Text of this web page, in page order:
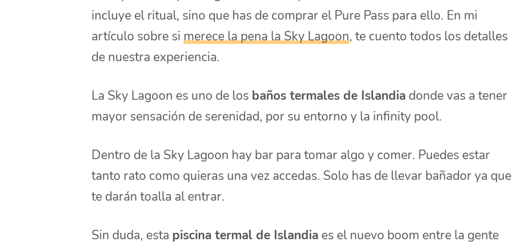
incluye el ritual, sino que has de comprar el Pure Pass para ello. En mi
artículo sobre simerece la pena la Sky Lagoon, te cuento todos los detalles
de nuestra experiencia.
La Sky Lagoon es uno de los baños termales de Islandia donde vas a tener
mayor sensación de serenidad, por su entorno y la infinity pool.
Dentro de la Sky Lagoon hay bar para tomar algo y comer. Puedes estar
tanto rato como quieras una vez accedas. Solo has de llevar bañador ya que
te darán toalla al entrar.
Sin duda, esta piscina termal de Islandia es el nuevo boom entre la gente